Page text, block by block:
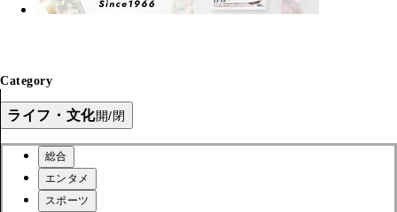
Category
ライフ・文化開/閉
総合
エンタメ
スポーツ